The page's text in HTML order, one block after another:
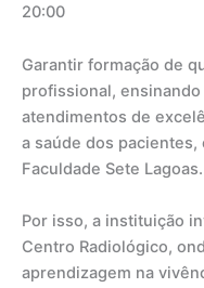
20:00
Garantir formação de
profissional,
atendimentos de
a saúde dos pacientes,
Faculdade Sete Lagoas.
Por isso, a instituição
Centro Radiológico,
aprendizagem na